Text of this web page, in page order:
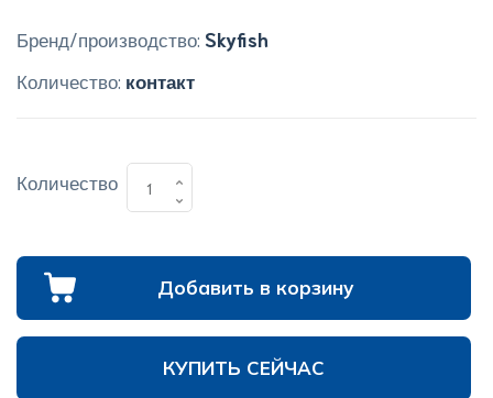
Бренд/производство: Skyfish
Количество: контакт
Количество
Добавить в корзину
КУПИТЬ СЕЙЧАС